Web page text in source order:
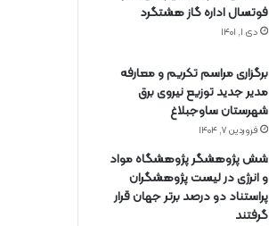
فوتسال اداره گاز هشتگرد
دی ۱, ۱۴۰۱
برگزاری مراسم تكریم و معارفه
مدیر جدید توزیع نیروی برق
شهرستان ساوجبلاغ
فروردین ۷, ۱۴۰۴
شش پژوهشگر پژوهشگاه مواد
و انرژی در لیست پژوهشگران
پراستناد دو درصد برتر جهان قرار
گرفتند